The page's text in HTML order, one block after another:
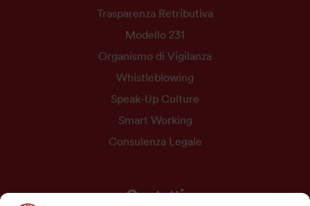
Trasparenza Retributiva
Modello 231
Organismo di Vigilanza
Whistleblowing
Speak-Up Culture
Smart Working
Consulenza Legale
Contatti